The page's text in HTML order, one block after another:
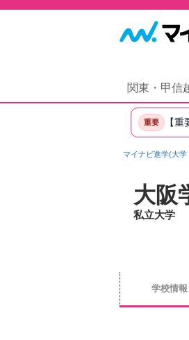
関東・甲信
重要 【
マイナビ進学(大
大阪
私立大学
学校情報